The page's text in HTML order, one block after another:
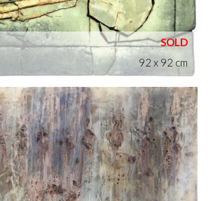
92 x 92 cm